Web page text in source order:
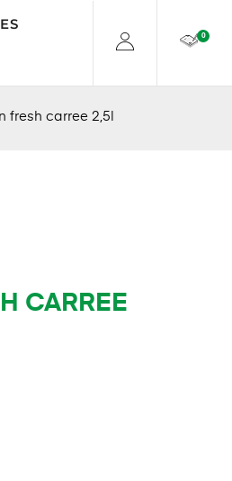
0
fresh carree 2,5l
CARREE